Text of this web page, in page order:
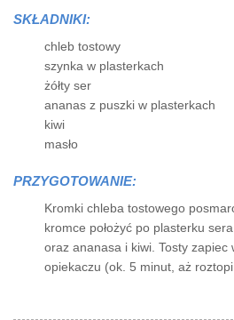
SKŁADNIKI:
chleb tostowy
szynka w plasterkach
żółty ser
ananas z puszki w plasterkach
kiwi
masło
PRZYGOTOWANIE:
Kromki chleba tostowego
kromce położyć po plasterku
oraz ananasa i kiwi. Tosty
opiekaczu (ok. 5 minut, aż roztopi